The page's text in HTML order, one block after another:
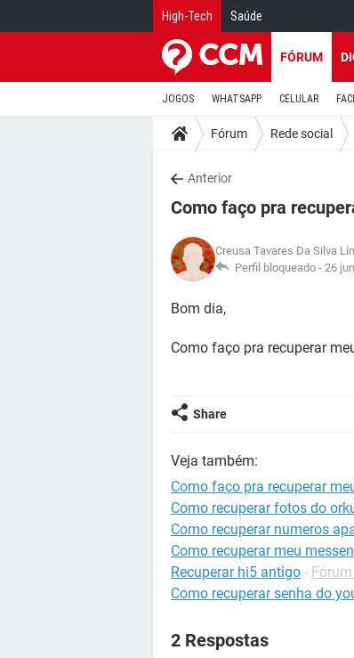
High-Tech Saúde
FÓRUM
JOGOS WHATSAPP CELULAR
Fórum Rede social
Anterior
Como faço pra
Creusa Tavares Da Silva
Perfil bloqueado - 26
Bom dia,
Como faço pra recuperar
Share
Veja também:
Como faço pra recuperar
Como recuperar fotos do
Como recuperar numeros
Como recuperar meu
Recuperar hi5 antigo -
Como recuperar senha do
2 Respostas